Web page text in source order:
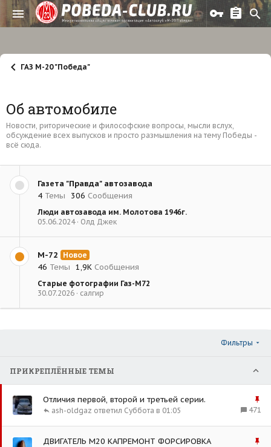
ГАЗ М-20 "Победа"
Об автомобиле
Новости, риторические и философские вопросы, мысли вслух,
обсуждение всех выпусков и просто размышления на тему Победы -
всё сюда.
Газета "Правда" автозавода
4 Темы 306 Сообщения
Люди автозавода им. Молотова 1946г.
05.06.2024
Олд Джек
М-72 Новое
46 Темы 1,9К Сообщения
Старые фотографии Газ-М72
30.07.2026
салгир
Фильтры
ПРИКРЕПЛЁННЫЕ ТЕМЫ
Отличия первой, второй и третьей серии.
471
Суббота в 01:05
ash-oldgaz
ДВИГАТЕЛЬ М20 КАПРЕМОНТ ФОРСИРОВКА